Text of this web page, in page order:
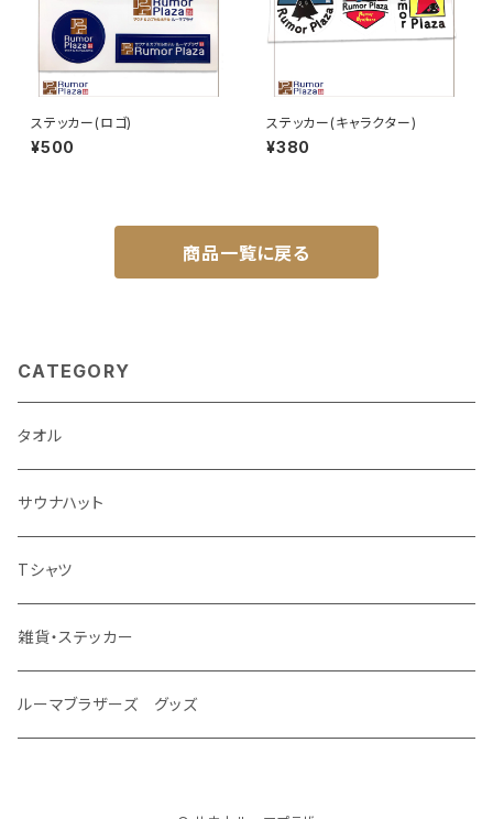
ステッカー(ロゴ)
¥500
ステッカー(キャラクター)
¥380
商品一覧に戻る
CATEGORY
タオル
サウナハット
Tシャツ
雑貨・ステッカー
ルーマブラザーズ グッズ